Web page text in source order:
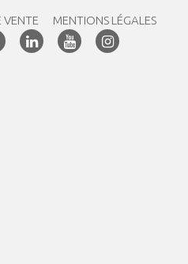
VENTE
MENTIONS LÉGALES